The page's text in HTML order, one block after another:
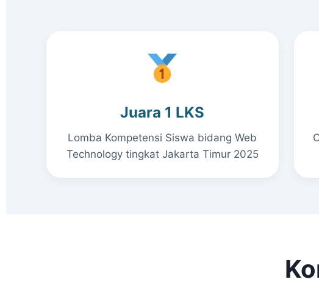
Juara 1 LKS
Lomba Kompetensi Siswa bidang Web
Technology tingkat Jakarta Timur 2025